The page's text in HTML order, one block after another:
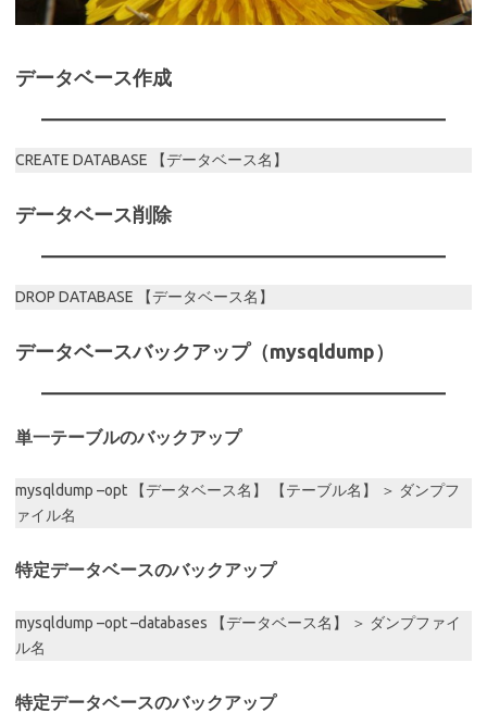
データベース作成
CREATE DATABASE 【データベース名】
データベース削除
DROP DATABASE 【データベース名】
データベースバックアップ（mysqldump）
単一テーブルのバックアップ
mysqldump –opt 【データベース名】 【テーブル名】 ＞ ダンプフ
ァイル名
特定データベースのバックアップ
mysqldump –opt –databases 【データベース名】 ＞ ダンプファイ
ル名
特定データベースのバックアップ